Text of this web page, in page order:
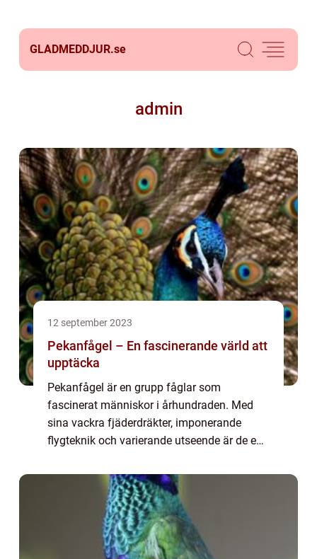
GLADMEDDJUR.se
admin
12 september 2023
Pekanfågel – En fascinerande värld att
upptäcka
Pekanfågel är en grupp fåglar som
fascinerat människor i århundraden. Med
sina vackra fjäderdräkter, imponerande
flygteknik och varierande utseende är de en
Denna artikel kommer att ge en
övergripande och grun...